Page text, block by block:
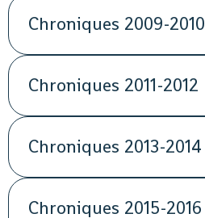
Chroniques 2009-2010
Chroniques 2011-2012
Chroniques 2013-2014
Chroniques 2015-2016